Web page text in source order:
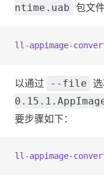
ntime.uab 包文件
ll-appimage-
以通过 --file
要步骤如下：
ll-appimage-